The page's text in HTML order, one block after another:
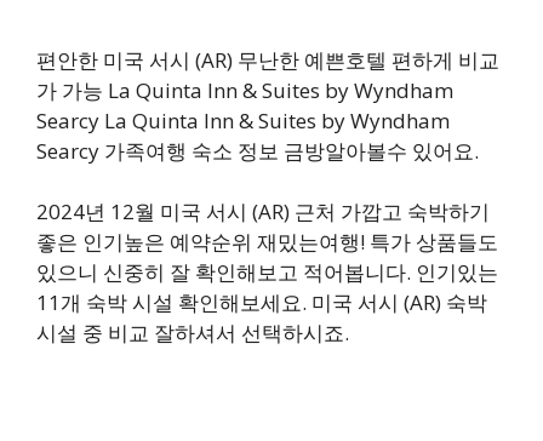
편안한 미국 서시 (AR) 무난한 예쁜호텔 편하게 비교
가 가능 La Quinta Inn & Suites by Wyndham
Searcy La Quinta Inn & Suites by Wyndham
Searcy 가족여행 숙소 정보 금방알아볼수 있어요.
2024년 12월 미국 서시 (AR) 근처 가깝고 숙박하기
좋은 인기높은 예약순위 재밌는여행! 특가 상품들도
있으니 신중히 잘 확인해보고 적어봅니다. 인기있는
11개 숙박 시설 확인해보세요. 미국 서시 (AR) 숙박
시설 중 비교 잘하셔서 선택하시죠.